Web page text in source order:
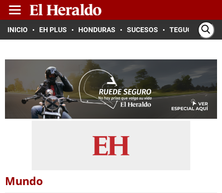
INICIO EH PLUS HONDURAS SUCESOS TEGUCIGALPA
Mundo